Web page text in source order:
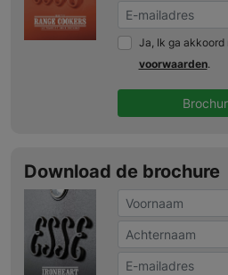
Ja, Ik ga akkoord
voorwaarden.
Download de brochure